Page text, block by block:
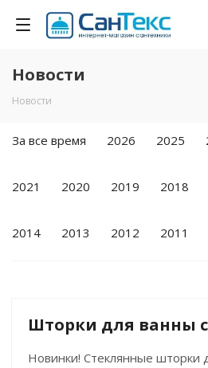
Новости
Новости
За все время 2026 2025
2021 2020 2019 2018
2014 2013 2012 2011
Шторки для ванны
Новинки! Стеклянные шторки